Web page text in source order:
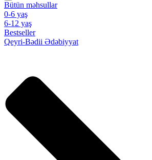
Bütün məhsullar
0-6 yaş
6-12 yaş
Bestseller
Qeyri-Bədii Ədəbiyyat